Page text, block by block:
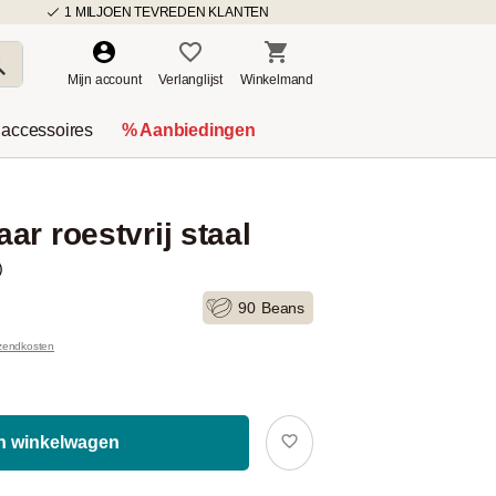
1 MILJOEN TEVREDEN KLANTEN
Mijn account Verlanglijst Winkelmand
% Aanbiedingen
roestvrij staal
90 Beans
winkelwagen